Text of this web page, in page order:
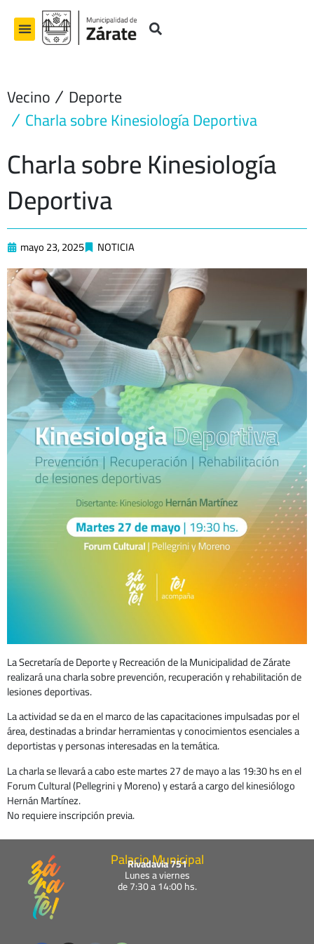
contenido
Vecino Deporte
Charla sobre Kinesiología Deportiva
Charla sobre Kinesiología
Deportiva
mayo 23, 2025 NOTICIA
La Secretaría de Deporte y Recreación de la Municipalidad de Zárate
realizará una charla sobre prevención, recuperación y rehabilitación de
lesiones deportivas.
La actividad se da en el marco de las capacitaciones impulsadas por el
área, destinadas a brindar herramientas y conocimientos esenciales a
deportistas y personas interesadas en la temática.
La charla se llevará a cabo este martes 27 de mayo a las 19:30 hs en el
Forum Cultural (Pellegrini y Moreno) y estará a cargo del kinesiólogo
Hernán Martínez.
No requiere inscripción previa.
Palacio Municipal
Rivadavia 751
Lunes a viernes
de 7:30 a 14:00 hs.